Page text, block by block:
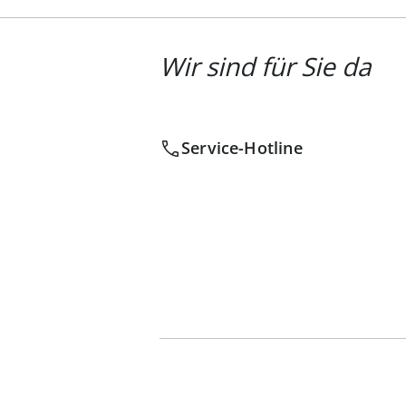
Wir sind für Sie da
Service-Hotline